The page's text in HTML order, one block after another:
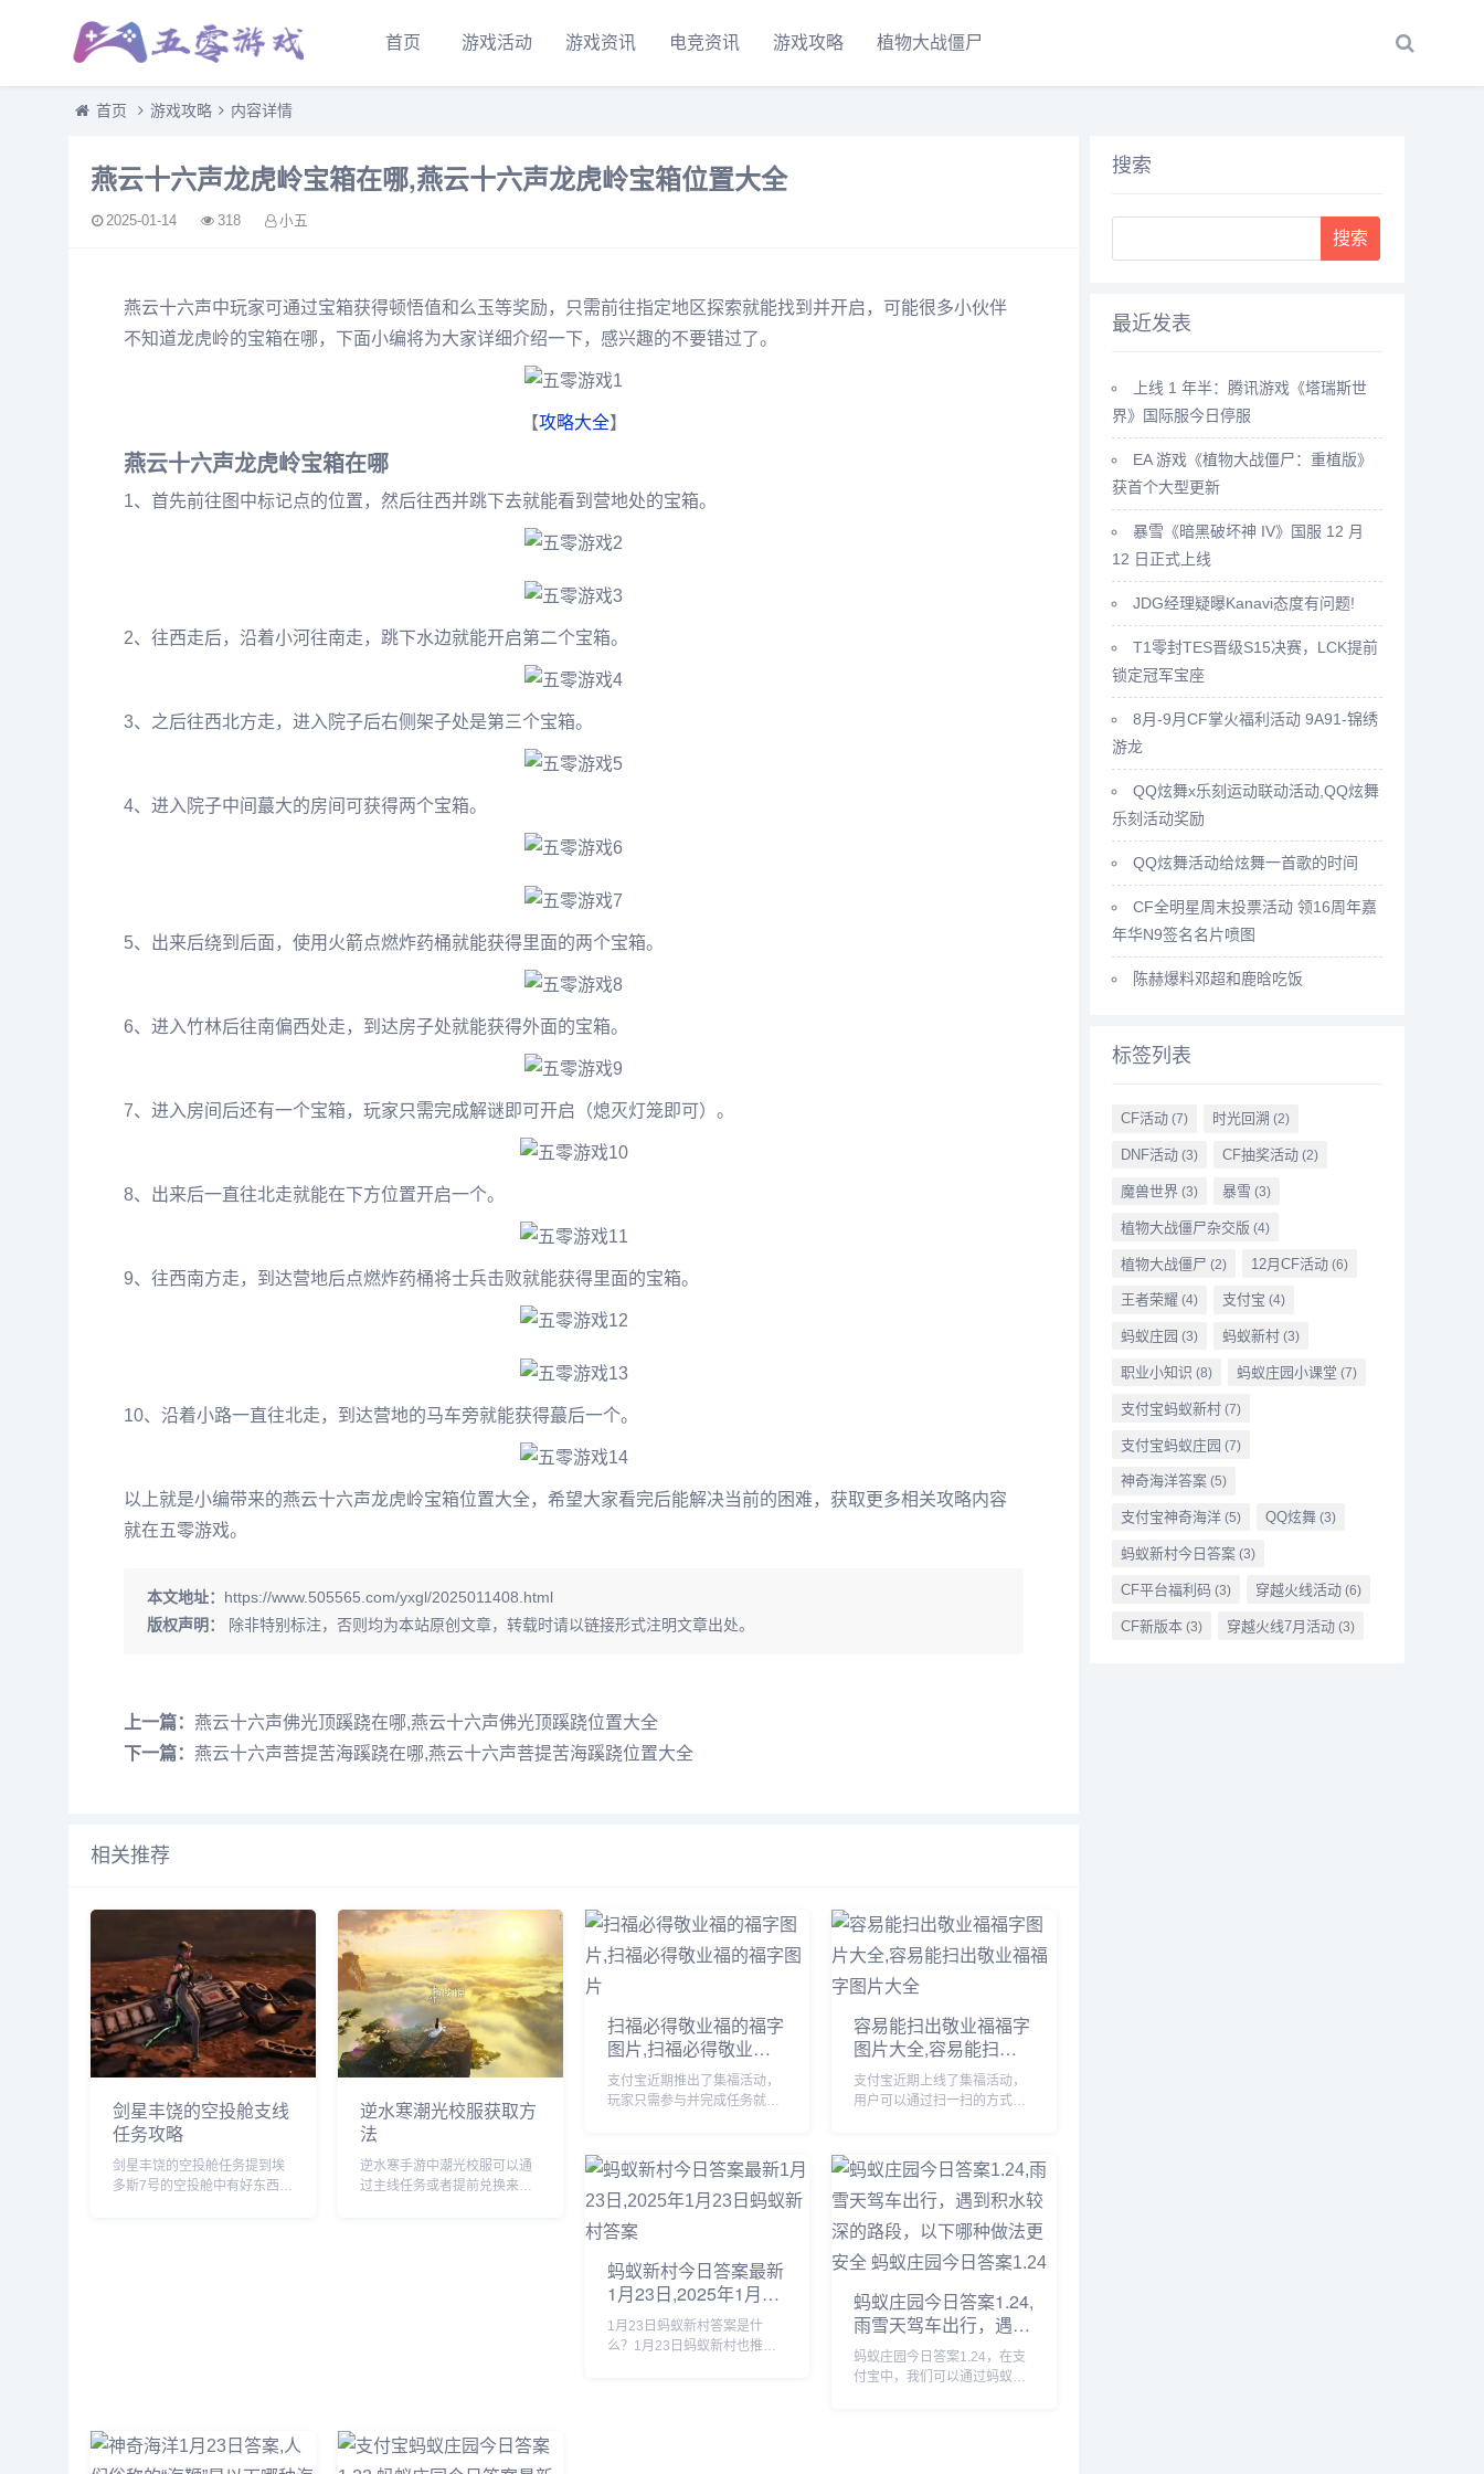
首页 游戏活动 游戏资讯 电竞资讯 游戏攻略 植物大战僵尸
首页 游戏攻略 内容详情
燕云十六声龙虎岭宝箱在哪,燕云十六声龙虎岭宝箱位置大全
2025-01-14 318 小五
燕云十六声中玩家可通过宝箱获得顿悟值和么玉等奖励，只需前往指定地区探索就能找到并开启，可能很多小伙伴
不知道龙虎岭的宝箱在哪，下面小编将为大家详细介绍一下，感兴趣的不要错过了。
【攻略大全】
燕云十六声龙虎岭宝箱在哪
1、首先前往图中标记点的位置，然后往西并跳下去就能看到营地处的宝箱。
2、往西走后，沿着小河往南走，跳下水边就能开启第二个宝箱。
3、之后往西北方走，进入院子后右侧架子处是第三个宝箱。
4、进入院子中间蕞大的房间可获得两个宝箱。
5、出来后绕到后面，使用火箭点燃炸药桶就能获得里面的两个宝箱。
6、进入竹林后往南偏西处走，到达房子处就能获得外面的宝箱。
7、进入房间后还有一个宝箱，玩家只需完成解谜即可开启（熄灭灯笼即可）。
8、出来后一直往北走就能在下方位置开启一个。
9、往西南方走，到达营地后点燃炸药桶将士兵击败就能获得里面的宝箱。
10、沿着小路一直往北走，到达营地的马车旁就能获得蕞后一个。
以上就是小编带来的燕云十六声龙虎岭宝箱位置大全，希望大家看完后能解决当前的困难，获取更多相关攻略内容
就在五零游戏。
本文地址： https://www.505565.com/yxgl/2025011408.html
版权声明：
除非特别标注，否则均为本站原创文章，转载时请以链接形式注明文章出处。
上一篇： 燕云十六声佛光顶蹊跷在哪,燕云十六声佛光顶蹊跷位置大全
下一篇： 燕云十六声菩提苦海蹊跷在哪,燕云十六声菩提苦海蹊跷位置大全
相关推荐
剑星丰饶的空投舱支线
任务攻略
剑星丰饶的空投舱任务提到埃
多斯7号的空投舱中有好东西，
逆水寒潮光校服获取方
法
逆水寒手游中潮光校服可以通
过主线任务或者提前兑换来进
扫福必得敬业福的福字
图片,扫福必得敬业福
的福字图片
支付宝近期推出了集福活动，
玩家只需参与并完成任务就能
业福，下面小编将为大家详细
介绍一下，感兴趣的可以接着
往下看。...
容易能扫出敬业福福字
图片大全,容易能扫出
敬业福福字图片大全
支付宝近期上线了集福活动，
用户可以通过扫一扫的方式获
福，下面小编将为大家详细介
绍一下，有需要的小伙伴赶紧
来看看吧。...
蚂蚁新村今日答案最新
1月23日,2025年1月23
日蚂蚁新村答案
1月23日蚂蚁新村答案是什
么？1月23日蚂蚁新村也推出
蚂蚁庄园今日答案1.24,
雨雪天驾车出行，遇到
积水较深的路段，以下
哪种做法更安全 蚂蚁
蚂蚁庄园今日答案1.24，在支
付宝中，我们可以通过蚂蚁庄
搜索
最近发表
上线 1 年半：腾讯游戏《塔瑞斯世
界》国际服今日停服
EA 游戏《植物大战僵尸：重植版》
获首个大型更新
暴雪《暗黑破坏神 IV》国服 12 月
12 日正式上线
JDG经理疑曝Kanavi态度有问题!
T1零封TES晋级S15决赛，LCK提前
锁定冠军宝座
8月-9月CF掌火福利活动 9A91-锦绣
游龙
QQ炫舞x乐刻运动联动活动,QQ炫舞
乐刻活动奖励
QQ炫舞活动给炫舞一首歌的时间
CF全明星周末投票活动 领16周年嘉
年华N9签名名片喷图
陈赫爆料邓超和鹿晗吃饭
标签列表
CF活动(7) 时光回溯 (2)
DNF活动(3) CF抽奖活动(2)
魔兽世界(3) 暴雪 (3)
植物大战僵尸杂交版 (4)
植物大战僵尸 (2) 12月CF活动(6)
王者荣耀 (4) 支付宝 (4)
蚂蚁庄园 (3) 蚂蚁新村(3)
职业小知识 (8) 蚂蚁庄园小课堂 (7)
支付宝蚂蚁新村(7)
支付宝蚂蚁庄园 (7)
神奇海洋答案(5)
支付宝神奇海洋(5) QQ炫舞(3)
蚂蚁新村今日答案(3)
CF平台福利码 (3) 穿越火线活动(6)
CF新版本(3) 穿越火线7月活动(3)